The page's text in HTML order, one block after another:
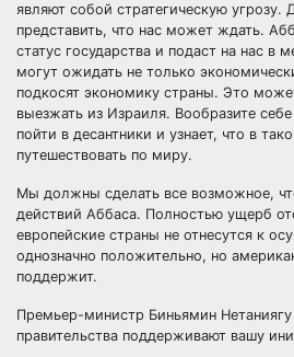
являют собой стратегическую угрозу.
представить, что нас может ждать.
статус государства и подаст на нас в
могут ожидать не только
подкосят экономику страны. Это
выезжать из Израиля. Вообразите
пойти в десантники и узнает, что в
путешествовать по миру.
Мы должны сделать все возможное,
действий Аббаса. Полностью ущерб
европейские страны не отнесутся к
однозначно положительно, но
поддержит.
Премьер-министр Биньямин
правительства поддерживают вашу